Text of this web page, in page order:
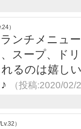
）
ンチメニュ
スープ、ド
るのは嬉し
（投稿:2020/
）